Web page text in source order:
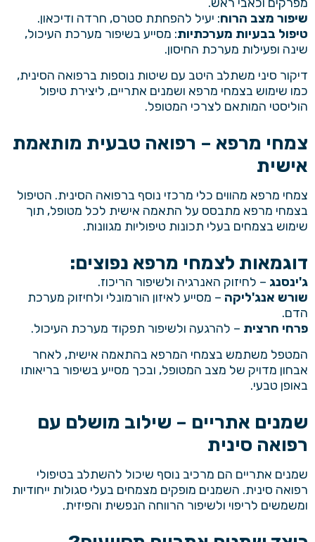
שיפור מצב הרוח: יעיל להפחתת סטרס, חרדה ודיכאון.
טיפול בבעיות מערכתיות: מסייע בשיפור מערכת העיכול,
שינה ופעילות מערכת החיסון.
דיקור סיני משתלב היטב עם שיטות נוספות ברפואה הסינית,
כמו שימוש בצמחי מרפא ושמנים אתריים, ליצירת טיפול
הוליסטי המותאם לצרכי המטופל.
צמחי מרפא – רפואה טבעית מותאמת
אישית
צמחי מרפא מהווים כלי מרכזי נוסף ברפואה הסינית. הטיפול
בצמחי מרפא מתבסס על התאמה אישית לכל מטופל, תוך
שימוש בצמחים בעלי תכונות טיפוליות מגוונות.
דוגמאות לצמחי מרפא נפוצים:
ג'ינסנג – לחיזוק האנרגיה ולשיפור הריכוז.
שורש אנג'ליקה – מסייע לאיזון הורמונלי ולחיזוק מערכת
הדם.
פרחי חרצית – להרגעה ולשיפור תפקוד מערכת העיכול.
המטפל משתמש בצמחי המרפא בהתאמה אישית, לאחר
אבחון מדויק של מצב המטופל, ובכך מסייע בשיפור בריאותו
באופן טבעי.
שמנים אתריים – שילוב מושלם עם
רפואה סינית
שמנים אתריים הם מרכיב נוסף שיכול להשתלב בטיפולי
רפואה סינית. השמנים מופקים מצמחים בעלי סגולות ייחודיות
ומשמשים לריפוי ולשיפור הרווחה הנפשית והפיזית.